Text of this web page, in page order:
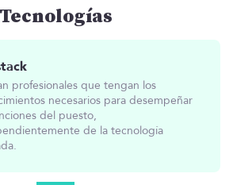
Tecnologías
profesionales que tengan los
necesarios para desempeñar
del puesto,
de la tecnología